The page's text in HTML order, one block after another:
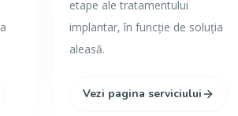
etape ale tratamentului
implantar, în funcție de soluția
aleasă.
Vezi pagina serviciului